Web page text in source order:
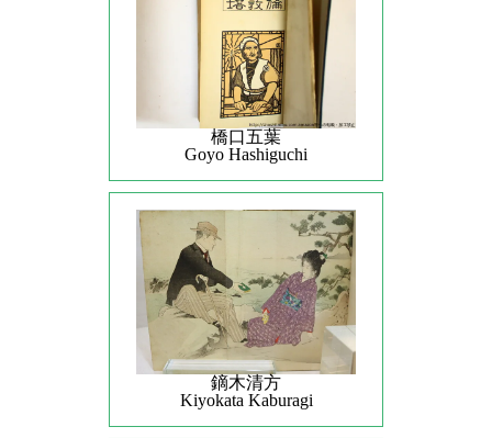
橋口五葉
Goyo Hashiguchi
鏑木清方
Kiyokata Kaburagi